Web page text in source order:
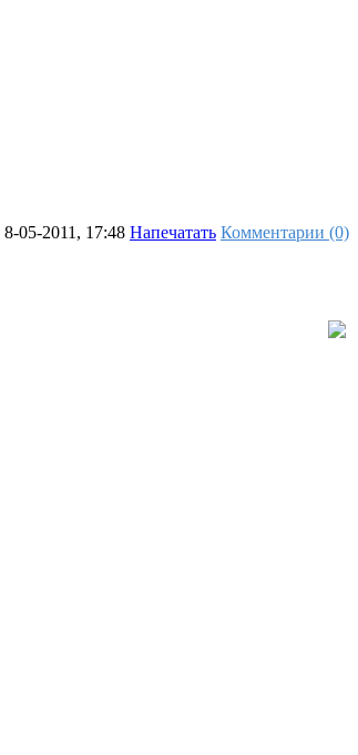
8-05-2011, 17:48 Напечатать Комментарии (0)